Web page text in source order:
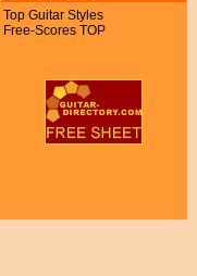
Top Guitar Styles
Free-Scores TOP